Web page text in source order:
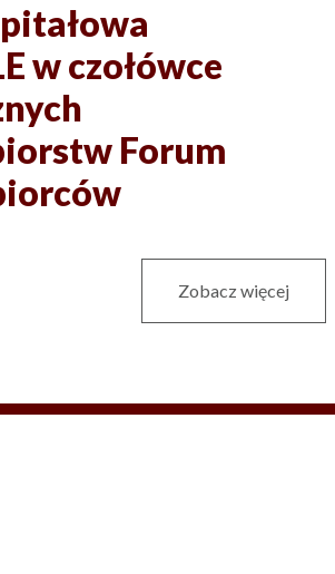
w czołówce
Forum
Zobacz więcej